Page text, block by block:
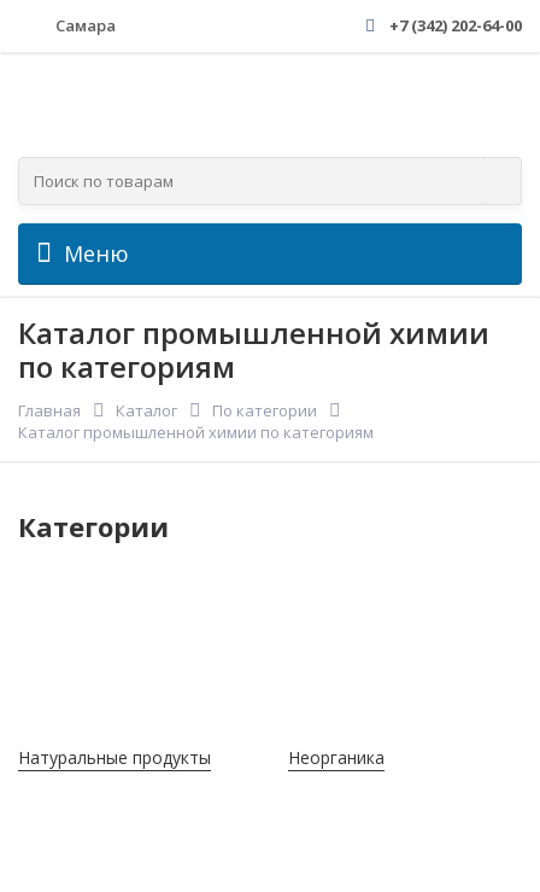
Самара +7 (342) 202-64-00
Меню
Каталог промышленной химии
по категориям
Главная Каталог
По категории
Каталог промышленной химии по категориям
Категории
Натуральные продукты Неорганика